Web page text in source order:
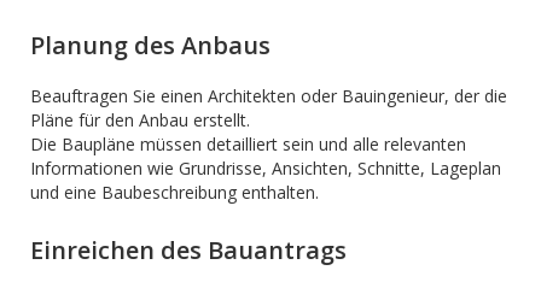
Planung des Anbaus
Beauftragen Sie einen Architekten oder Bauingenieur, der die
Pläne für den Anbau erstellt.
Die Baupläne müssen detailliert sein und alle relevanten
Informationen wie Grundrisse, Ansichten, Schnitte, Lageplan
und eine Baubeschreibung enthalten.
Einreichen des Bauantrags